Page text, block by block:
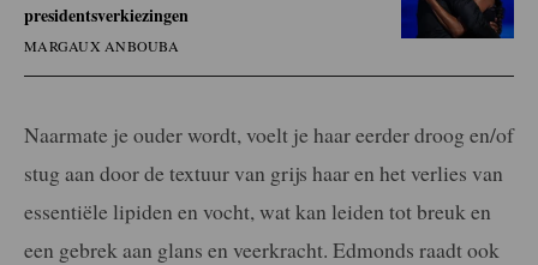
presidentsverkiezingen
MARGAUX ANBOUBA
Naarmate je ouder wordt, voelt je haar eerder droog en/of
stug aan door de textuur van grijs haar en het verlies van
essentiële lipiden en vocht, wat kan leiden tot breuk en
een gebrek aan glans en veerkracht. Edmonds raadt ook